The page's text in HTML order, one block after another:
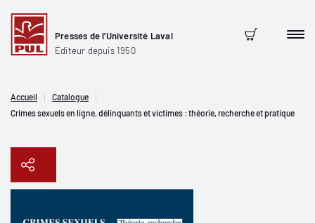
Presses de l'Université Laval
Éditeur depuis 1950
Panier
Accueil
Catalogue
Crimes sexuels en ligne, délinquants et victimes : théorie, recherche et pratique